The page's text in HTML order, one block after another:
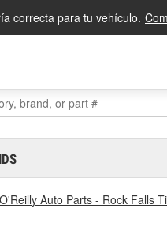
correcta para tu vehículo.
O'Reilly Auto Parts - Rock Falls